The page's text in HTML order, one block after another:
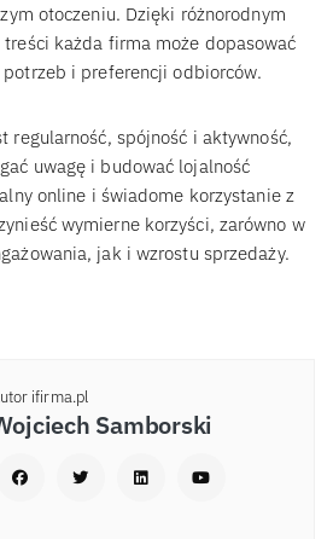
otoczeniu. Dzięki różnorodnym
każda firma może dopasować
i preferencji odbiorców.
regularność, spójność i aktywność,
uwagę i budować lojalność
online i świadome korzystanie z
wymierne korzyści, zarówno w
jak i wzrostu sprzedaży.
ifirma.pl
Samborski